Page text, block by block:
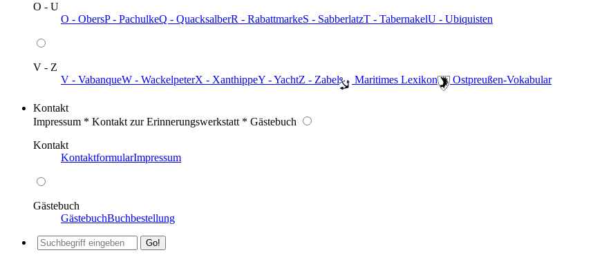
O - U
O - ObersP - PachulkeQ - QuacksalberR - RabattmarkeS - SabberlatzT - TabernakelU - Ubiquisten
V - Z
V - VabanqueW - WackelpeterX - XanthippeY - YachtZ - Zabel ️ Maritimes Lexikon ️ Ostpreußen-Vokabular
Kontakt
Impressum * Kontakt zur Erinnerungswerkstatt * Gästebuch
Kontakt
KontaktformularImpressum
Gästebuch
GästebuchBuchbestellung